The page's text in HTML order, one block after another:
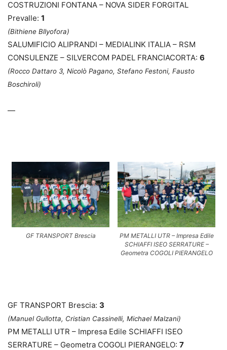
COSTRUZIONI FONTANA – NOVA SIDER FORGITAL
Prevalle: 1
(Bithiene Bllyofora)
SALUMIFICIO ALIPRANDI – MEDIALINK ITALIA – RSM
CONSULENZE – SILVERCOM PADEL FRANCIACORTA: 6
(Rocco Dattaro 3, Nicolò Pagano, Stefano Festoni, Fausto
Boschiroli)
—
GF TRANSPORT Brescia
PM METALLI UTR – Impresa Edile
SCHIAFFI ISEO SERRATURE –
Geometra COGOLI PIERANGELO
GF TRANSPORT Brescia: 3
(Manuel Gullotta, Cristian Cassinelli, Michael Malzani)
PM METALLI UTR – Impresa Edile SCHIAFFI ISEO
SERRATURE – Geometra COGOLI PIERANGELO: 7